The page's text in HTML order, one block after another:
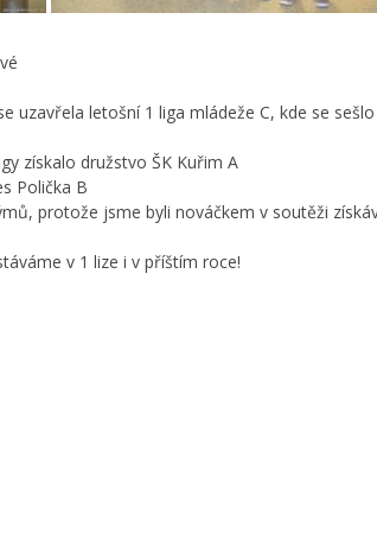
uzavřela letošní 1 liga mládeže C, kde se
získalo družstvo ŠK Kuřim A
Polička B
protože jsme byli nováčkem v soutěži
v 1 lize i v příštím roce!